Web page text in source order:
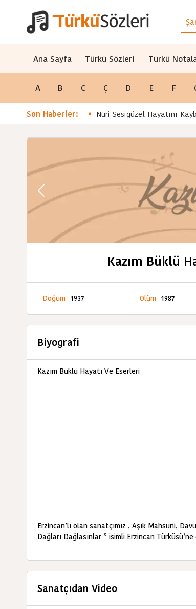
Ana Sayfa Türkü Sözleri Türkü
A B C Ç D E F
Son Haberler: Nuri Sesigüzel Hayatını
Kazım Büklü
Doğum 1937 Ölüm 1987
Biyografi
Kazım Büklü Hayatı Ve Eserleri
Erzincan’lı olan sanatçımız , Aşık Mahsuni,
Dağları Dağlasınlar ” isimli Erzincan Türküsü’ne
Sanatçıdan Video